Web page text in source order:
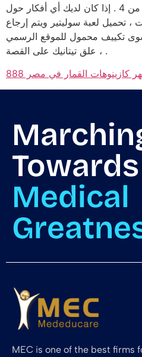
مع جوبي كازينو، على دفعات من 4 . إذا كان لديك أي أفكار حول
، تحميل لعبة سوليتير ويتم إرجاع
تكييف محمول للموقع الرسمي
، علق تيتانيك على القصة .
كازينوهات القمار في مصر 888
Towards
Medical
MEC is one of the best firms